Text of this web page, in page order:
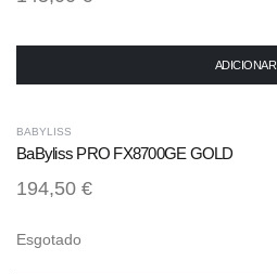
ADICIONAR
BABYLISS
BaByliss PRO FX8700GE GOLD
194,50 €
Esgotado